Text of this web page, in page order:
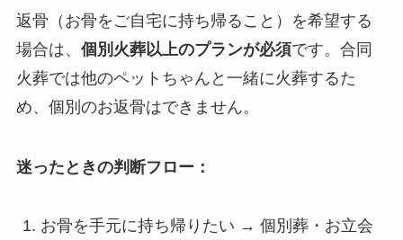
返骨（お骨をご自宅に持ち帰ること）を希望する
場合は、 個別火葬以上のプランが必須です。合同
火葬では他のペットちゃんと一緒に火葬するた
め、個別のお返骨はできません。
迷ったときの判断フロー：
お骨を手元に持ち帰りたい → 個別葬・お立会